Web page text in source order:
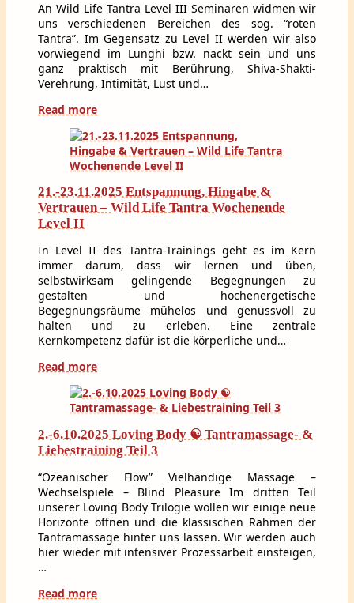
An Wild Life Tantra Level III Seminaren widmen wir
uns verschiedenen Bereichen des sog. “roten
Tantra”. Im Gegensatz zu Level II werden wir also
vorwiegend im Lunghi bzw. nackt sein und uns
ganz praktisch mit Berührung, Shiva-Shakti-
Verehrung, Intimität, Lust und…
Read more
21.-23.11.2025 Entspannung, Hingabe &
Vertrauen – Wild Life Tantra Wochenende
Level II
In Level II des Tantra-Trainings geht es im Kern
immer darum, dass wir lernen und üben,
selbstwirksam gelingende Begegnungen zu
gestalten und hochenergetische
Begegnungsräume mühelos und genussvoll zu
halten und zu erleben. Eine zentrale
Kernkompetenz dafür ist die körperliche und…
Read more
2.-6.10.2025 Loving Body ☯ Tantramassage- &
Liebestraining Teil 3
“Ozeanischer Flow” Vielhändige Massage –
Wechselspiele – Blind Pleasure Im dritten Teil
unserer Loving Body Trilogie wollen wir einige neue
Horizonte öffnen und die klassischen Rahmen der
Tantramassage hinter uns lassen. Wir werden auch
hier wieder mit intensiver Prozessarbeit einsteigen,
…
Read more